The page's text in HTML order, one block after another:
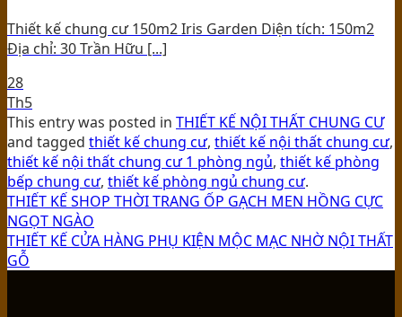
Thiết kế chung cư 150m2 Iris Garden Diện tích: 150m2
Địa chỉ: 30 Trần Hữu [...]
28
Th5
This entry was posted in THIẾT KẾ NỘI THẤT CHUNG CƯ
and tagged thiết kế chung cư, thiết kế nội thất chung cư,
thiết kế nội thất chung cư 1 phòng ngủ, thiết kế phòng
bếp chung cư, thiết kế phòng ngủ chung cư.
THIẾT KẾ SHOP THỜI TRANG ỐP GẠCH MEN HỒNG CỰC
NGỌT NGÀO
THIẾT KẾ CỬA HÀNG PHỤ KIỆN MỘC MẠC NHỜ NỘI THẤT
GỖ